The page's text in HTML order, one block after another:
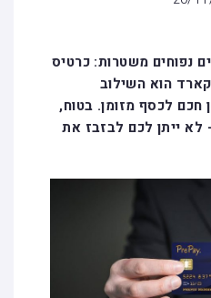
נפוחים משטרות: כרטיס
הוא השילוב
חכם לכסף מזומן. בטוח,
לא ייתן לכם לבזבז את